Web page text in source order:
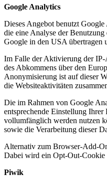
Google Analytics
Dieses Angebot benutzt
die eine Analyse der
Google in den USA übertragen
Im Falle der Aktivierung der IP-
des Abkommens über den
Anonymisierung ist auf dieser
die Websiteaktivitäten
Die im Rahmen von Google
entsprechende Einstellung
vollumfänglich werden nutzen
sowie die Verarbeitung dieser
Alternativ zum Browser-Add-
Dabei wird ein Opt-Out-Cookie
Piwik